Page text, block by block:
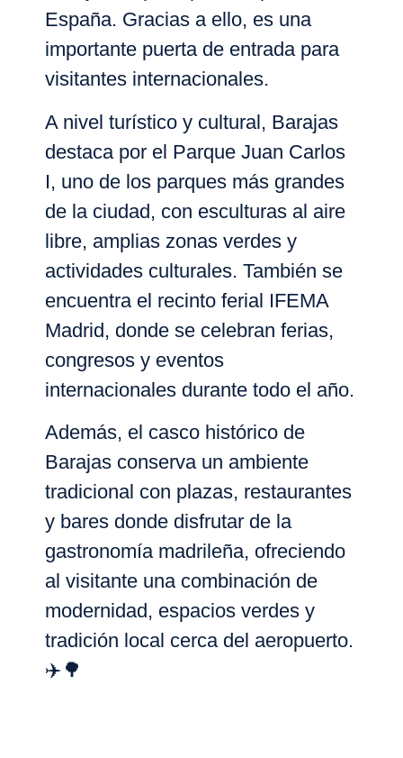
España. Gracias a ello, es una
importante puerta de entrada para
visitantes internacionales.
A nivel turístico y cultural, Barajas
destaca por el Parque Juan Carlos
I, uno de los parques más grandes
de la ciudad, con esculturas al aire
libre, amplias zonas verdes y
actividades culturales. También se
encuentra el recinto ferial IFEMA
Madrid, donde se celebran ferias,
congresos y eventos
internacionales durante todo el año.
Además, el casco histórico de
Barajas conserva un ambiente
tradicional con plazas, restaurantes
y bares donde disfrutar de la
gastronomía madrileña, ofreciendo
al visitante una combinación de
modernidad, espacios verdes y
tradición local cerca del aeropuerto.
✈️🌳